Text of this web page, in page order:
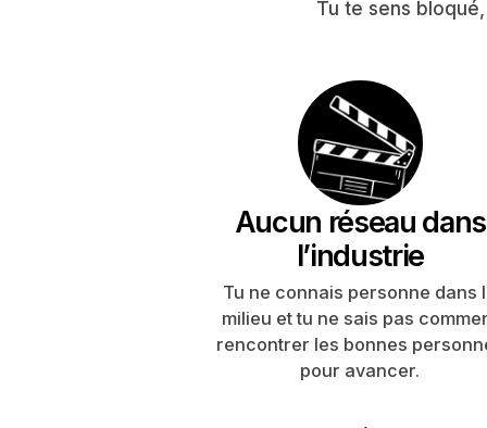
Tu te sens
Aucun réseau dans
l’industrie
Tu ne connais personne dans
milieu et tu ne sais pas
rencontrer les bonnes
pour avancer.